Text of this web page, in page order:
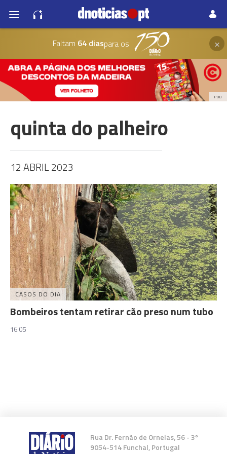
Faltam 64 diaspara os ×
PUB
quinta do palheiro
12 ABRIL 2023
CASOS DO DIA
Bombeiros tentam retirar cão preso num tubo
16:05
Rua Dr. Fernão de Ornelas, 56 - 3º
9054-514 Funchal, Portugal